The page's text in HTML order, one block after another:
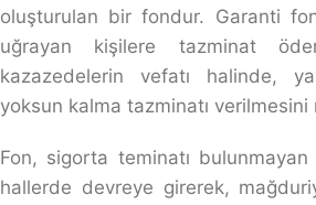
oluşturulan bir fondur. Garanti
uğrayan kişilere tazminat
kazazedelerin vefatı halinde,
yoksun kalma tazminatı verilmesini
Fon, sigorta teminatı
hallerde devreye girerek,